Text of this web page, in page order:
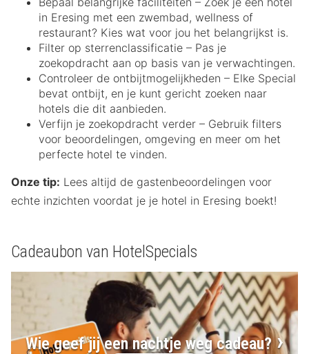
in Eresing met een zwembad, wellness of
restaurant? Kies wat voor jou het belangrijkst is.
Filter op sterrenclassificatie – Pas je
zoekopdracht aan op basis van je verwachtingen.
Controleer de ontbijtmogelijkheden – Elke Special
bevat ontbijt, en je kunt gericht zoeken naar
hotels die dit aanbieden.
Verfijn je zoekopdracht verder – Gebruik filters
voor beoordelingen, omgeving en meer om het
perfecte hotel te vinden.
Onze tip: Lees altijd de gastenbeoordelingen voor
echte inzichten voordat je je hotel in Eresing boekt!
Cadeaubon van HotelSpecials
Wie geef jij een nachtje weg cadeau?